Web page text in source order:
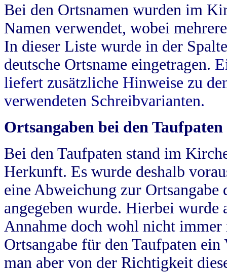
Bei den Ortsnamen wurden im
Namen verwendet, wobei
In dieser Liste wurde in der
deutsche Ortsname eingetragen.
liefert zusätzliche Hinweise zu
verwendeten Schreibvarianten.
Ortsangaben bei den Taufpaten
Bei den Taufpaten stand im
Herkunft. Es wurde deshalb
eine Abweichung zur
angegeben wurde. Hierbei wurde
Annahme doch wohl nicht
Ortsangabe für den Taufpaten
man aber von der Richtigkeit